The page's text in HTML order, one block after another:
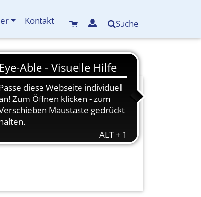
Kontakt Suche
info(at)kreisbildungswerk-mdf.de